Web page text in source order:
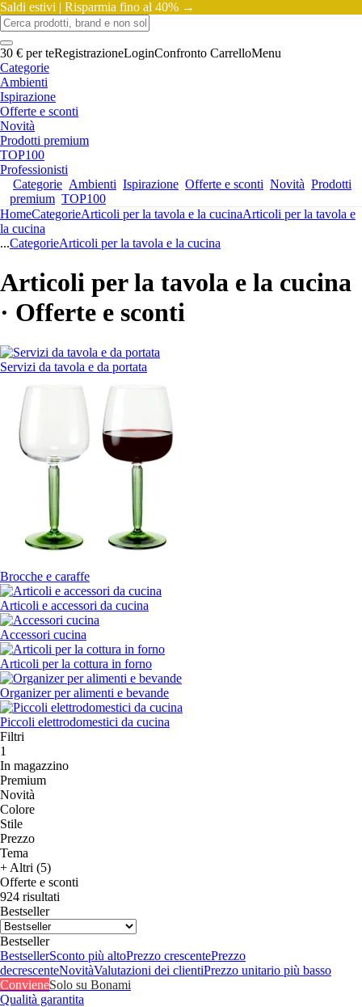
Saldi estivi | Risparmia fino al 40% →
30 € per teRegistrazioneLoginConfronto CarrelloMenu
Categorie
Ambienti
Ispirazione
Offerte e sconti
Novità
Prodotti premium
TOP100
Professionisti
Categorie Ambienti Ispirazione Offerte e sconti Novità Prodotti
premium TOP100
HomeCategorieArticoli per la tavola e la cucinaArticoli per la tavola e
la cucina
...CategorieArticoli per la tavola e la cucina
Articoli per la tavola e la cucina
· Offerte e sconti
Servizi da tavola e da portata
Brocche e caraffe
Articoli e accessori da cucina
Accessori cucina
Articoli per la cottura in forno
Organizer per alimenti e bevande
Piccoli elettrodomestici da cucina
Filtri
1
In magazzino
Premium
Novità
Colore
Stile
Prezzo
Tema
+ Altri (5)
Offerte e sconti
924 risultati
Bestseller
Bestseller
BestsellerSconto più altoPrezzo crescentePrezzo
decrescenteNovitàValutazioni dei clientiPrezzo unitario più basso
ConvieneSolo su Bonami
Qualità garantita